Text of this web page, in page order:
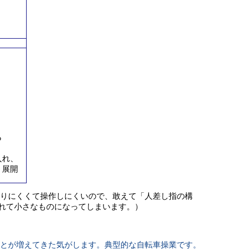
、
展開
くくて操作しにくいので、敢えて「人差し指の構
小さなものになってしまいます。）
増えてきた気がします。典型的な自転車操業です。